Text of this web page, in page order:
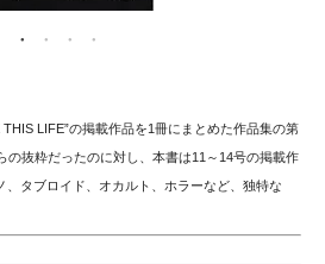
LIFE”の掲載作品を1冊にまとめた作品集の第
の抜粋だったのに対し、本書は11～14号の掲載作
、タブロイド、オカルト、ホラーなど、独特な